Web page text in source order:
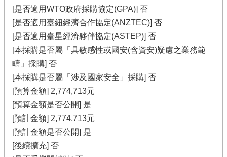
[是否適用WTO政府採購協定(GPA)] 否
[是否適用臺紐經濟合作協定(ANZTEC)] 否
[是否適用臺星經濟夥伴協定(ASTEP)] 否
[本採購是否屬「具敏感性或國安(含資安)疑慮之業務範
疇」採購] 否
[本採購是否屬「涉及國家安全」採購] 否
[預算金額] 2,774,713元
[預算金額是否公開] 是
[預計金額] 2,774,713元
[預計金額是否公開] 是
[後續擴充] 否